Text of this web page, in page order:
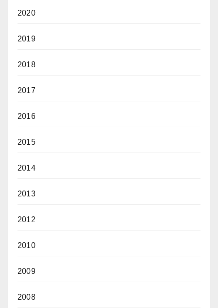
2020
2019
2018
2017
2016
2015
2014
2013
2012
2010
2009
2008